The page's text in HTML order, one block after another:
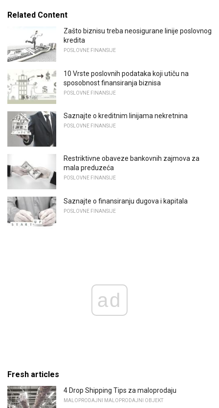
Related Content
Zašto biznisu treba neosigurane linije poslovnog
kredita
POSLOVNE FINANSIJE
10 Vrste poslovnih podataka koji utiču na
sposobnost finansiranja biznisa
POSLOVNE FINANSIJE
Saznajte o kreditnim linijama nekretnina
POSLOVNE FINANSIJE
Restriktivne obaveze bankovnih zajmova za
mala preduzeća
POSLOVNE FINANSIJE
Saznajte o finansiranju dugova i kapitala
POSLOVNE FINANSIJE
ad
Fresh articles
4 Drop Shipping Tips za maloprodaju
MALOPRODAJNI MALOPRODAJNI OBJEKT